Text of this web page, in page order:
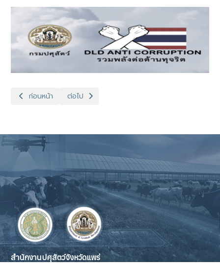
เนื้อหาก่อนหน้า: ต่อต้าน
ก่อนหน้า เนื้อหาถัดไป: ต่อต้านทุจริต
ต่อไป
สำนักงานปศุสัตว์จังหวัดแพร่